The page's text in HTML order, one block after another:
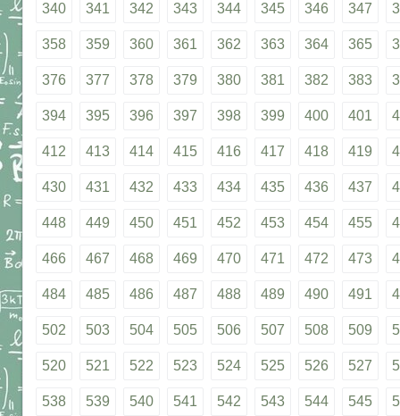
340 341 342 343 344 345 346 347
358 359 360 361 362 363 364 365
376 377 378 379 380 381 382 383
394 395 396 397 398 399 400 401
412 413 414 415 416 417 418 419
430 431 432 433 434 435 436 437
448 449 450 451 452 453 454 455
466 467 468 469 470 471 472 473
484 485 486 487 488 489 490 491
502 503 504 505 506 507 508 509
520 521 522 523 524 525 526 527
538 539 540 541 542 543 544 545